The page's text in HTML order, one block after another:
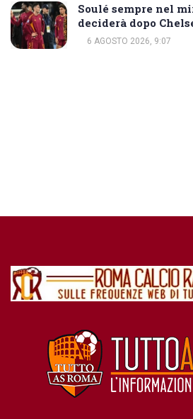
Soulé sempre nel
deciderà dopo
6 AGOSTO 2026, 9:07